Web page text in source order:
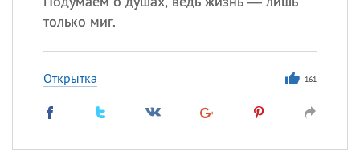
только миг.
Открытка 161
Макар
Анна